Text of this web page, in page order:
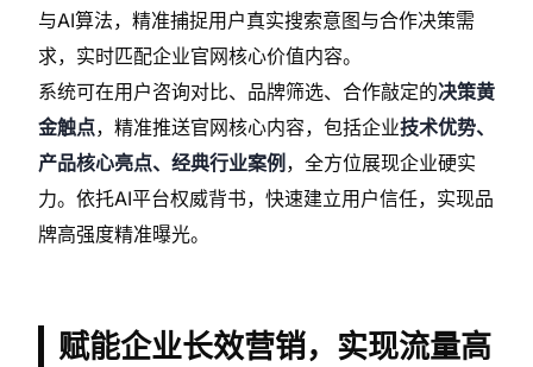
与AI算法，精准捕捉用户真实搜索意图与合作决策需
求，实时匹配企业官网核心价值内容。
系统可在用户咨询对比、品牌筛选、合作敲定的决策黄
金触点，精准推送官网核心内容，包括企业技术优势、
产品核心亮点、经典行业案例 ，全方位展现企业硬实
力。依托AI平台权威背书，快速建立用户信任，实现品
牌高强度精准曝光。
赋能企业长效营销，实现流量高